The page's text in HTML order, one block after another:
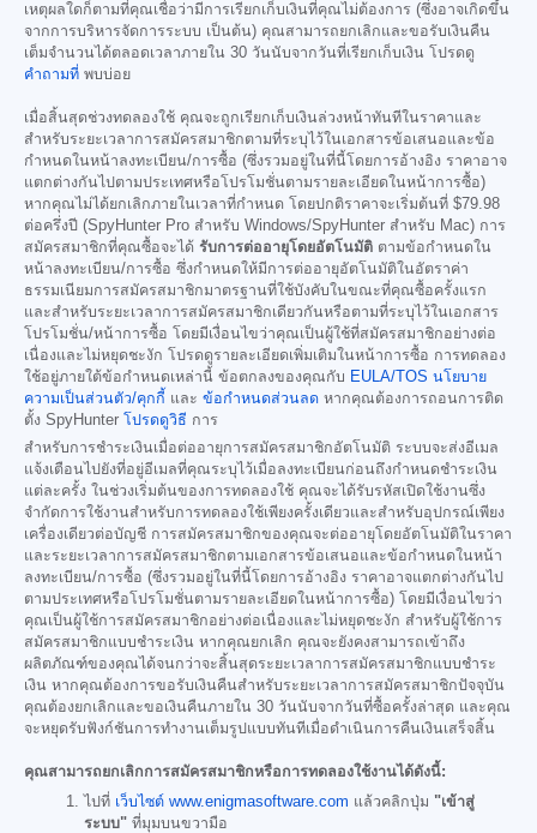
เหตุผลใดก็ตามที่คุณเชื่อว่ามีการเรียกเก็บเงินที่คุณไม่ต้องการ (ซึ่งอาจเกิดขึ้น
จากการบริหารจัดการระบบ เป็นต้น) คุณสามารถยกเลิกและขอรับเงินคืน
เต็มจำนวนได้ตลอดเวลาภายใน 30 วันนับจากวันที่เรียกเก็บเงิน โปรดดู
คำถามที่ พบบ่อย
เมื่อสิ้นสุดช่วงทดลองใช้ คุณจะถูกเรียกเก็บเงินล่วงหน้าทันทีในราคาและ
สำหรับระยะเวลาการสมัครสมาชิกตามที่ระบุไว้ในเอกสารข้อเสนอและข้อ
กำหนดในหน้าลงทะเบียน/การซื้อ (ซึ่งรวมอยู่ในที่นี้โดยการอ้างอิง ราคาอาจ
แตกต่างกันไปตามประเทศหรือโปรโมชั่นตามรายละเอียดในหน้าการซื้อ)
หากคุณไม่ได้ยกเลิกภายในเวลาที่กำหนด โดยปกติราคาจะเริ่มต้นที่ $79.98
ต่อครึ่งปี (SpyHunter Pro สำหรับ Windows/SpyHunter สำหรับ Mac) การ
สมัครสมาชิกที่คุณซื้อจะได้ รับการต่ออายุโดยอัตโนมัติ ตามข้อกำหนดใน
หน้าลงทะเบียน/การซื้อ ซึ่งกำหนดให้มีการต่ออายุอัตโนมัติในอัตราค่า
ธรรมเนียมการสมัครสมาชิกมาตรฐานที่ใช้บังคับในขณะที่คุณซื้อครั้งแรก
และสำหรับระยะเวลาการสมัครสมาชิกเดียวกันหรือตามที่ระบุไว้ในเอกสาร
โปรโมชั่น/หน้าการซื้อ โดยมีเงื่อนไขว่าคุณเป็นผู้ใช้ที่สมัครสมาชิกอย่างต่อ
เนื่องและไม่หยุดชะงัก โปรดดูรายละเอียดเพิ่มเติมในหน้าการซื้อ การทดลอง
ใช้อยู่ภายใต้ข้อกำหนดเหล่านี้ ข้อตกลงของคุณกับ EULA/TOS นโยบาย
ความเป็นส่วนตัว/คุกกี้ และ ข้อกำหนดส่วนลด หากคุณต้องการถอนการติด
ตั้ง SpyHunter โปรดดูวิธี การ
สำหรับการชำระเงินเมื่อต่ออายุการสมัครสมาชิกอัตโนมัติ ระบบจะส่งอีเมล
แจ้งเตือนไปยังที่อยู่อีเมลที่คุณระบุไว้เมื่อลงทะเบียนก่อนถึงกำหนดชำระเงิน
แต่ละครั้ง ในช่วงเริ่มต้นของการทดลองใช้ คุณจะได้รับรหัสเปิดใช้งานซึ่ง
จำกัดการใช้งานสำหรับการทดลองใช้เพียงครั้งเดียวและสำหรับอุปกรณ์เพียง
เครื่องเดียวต่อบัญชี การสมัครสมาชิกของคุณจะต่ออายุโดยอัตโนมัติในราคา
และระยะเวลาการสมัครสมาชิกตามเอกสารข้อเสนอและข้อกำหนดในหน้า
ลงทะเบียน/การซื้อ (ซึ่งรวมอยู่ในที่นี้โดยการอ้างอิง ราคาอาจแตกต่างกันไป
ตามประเทศหรือโปรโมชั่นตามรายละเอียดในหน้าการซื้อ) โดยมีเงื่อนไขว่า
คุณเป็นผู้ใช้การสมัครสมาชิกอย่างต่อเนื่องและไม่หยุดชะงัก สำหรับผู้ใช้การ
สมัครสมาชิกแบบชำระเงิน หากคุณยกเลิก คุณจะยังคงสามารถเข้าถึง
ผลิตภัณฑ์ของคุณได้จนกว่าจะสิ้นสุดระยะเวลาการสมัครสมาชิกแบบชำระ
เงิน หากคุณต้องการขอรับเงินคืนสำหรับระยะเวลาการสมัครสมาชิกปัจจุบัน
คุณต้องยกเลิกและขอเงินคืนภายใน 30 วันนับจากวันที่ซื้อครั้งล่าสุด และคุณ
จะหยุดรับฟังก์ชันการทำงานเต็มรูปแบบทันทีเมื่อดำเนินการคืนเงินเสร็จสิ้น
คุณสามารถยกเลิกการสมัครสมาชิกหรือการทดลองใช้งานได้ดังนี้:
ไปที่ เว็บไซต์ www.enigmasoftware.com แล้วคลิกปุ่ม "เข้าสู่
ระบบ" ที่มุมบนขวามือ